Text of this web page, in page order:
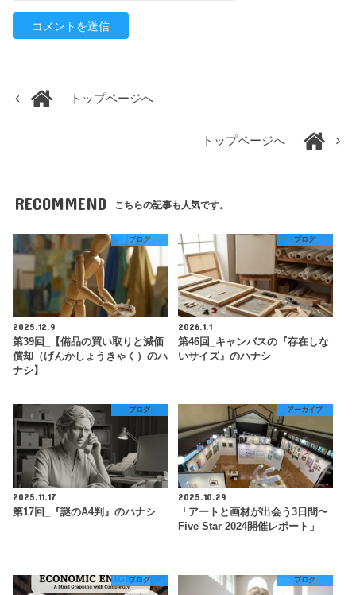
トップページへ
トップページへ
RECOMMEND こちらの記事も人気です。
ブログ
2025.12.9
第39回_【備品の買い取りと減価
償却（げんかしょうきゃく）のハ
ナシ】
ブログ
2026.1.1
第46回_キャンバスの『存在しな
いサイズ』のハナシ
ブログ
2025.11.17
第17回_『謎のA4判』のハナシ
アーカイブ
2025.10.29
「アートと画材が出会う3日間〜
Five Star 2024開催レポート」
ブログ ブログ